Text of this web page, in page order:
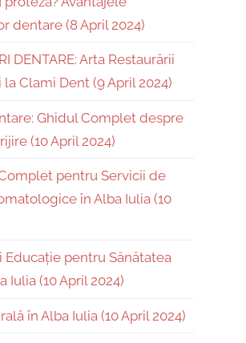
dentare (8 April 2024)
DENTARE: Arta Restaurării
Clami Dent (9 April 2024)
Ghidul Complet despre
(10 April 2024)
pentru Servicii de
în Alba Iulia (10
Educație pentru Sănătatea
Iulia (10 April 2024)
în Alba Iulia (10 April 2024)